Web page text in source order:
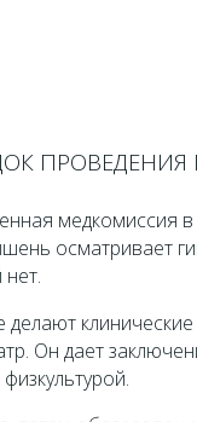
медкомиссия
осматривает
делают
Он дает